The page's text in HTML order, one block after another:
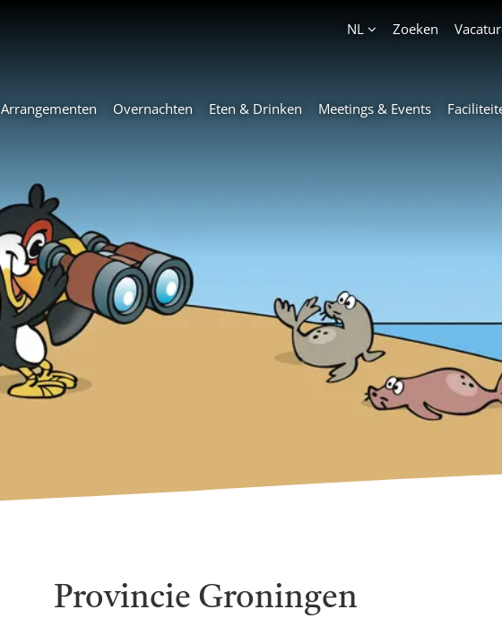
NL
Zoeken
Arrangementen Overnachten Eten & Drinken Meetings & Events
Provincie Groningen